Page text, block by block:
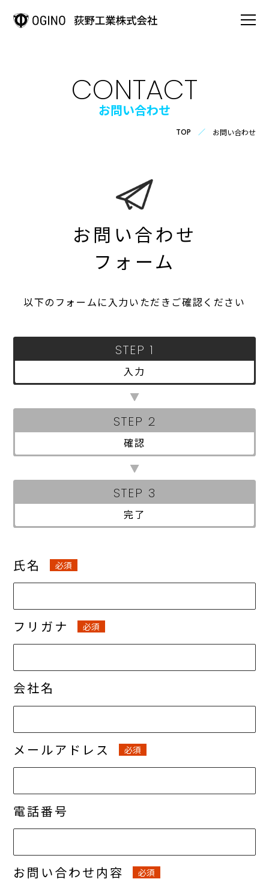
個人情報保護方針
一般事業主行動計画
CONTACT
お問い合わせ
TOP お問い合わせ
お問い合わせ
フォーム
以下のフォームに入力いただきご確認ください
STEP 1
入力
STEP 2
確認
STEP 3
完了
氏名 必須
フリガナ 必須
会社名
メールアドレス 必須
電話番号
お問い合わせ内容 必須